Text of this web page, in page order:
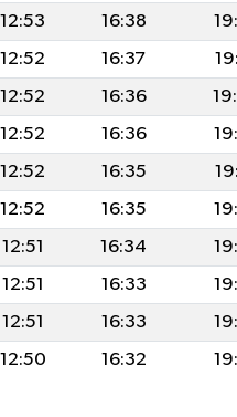
12:53 16:38
12:52 16:37
12:52 16:36
12:52 16:36
12:52 16:35
12:52 16:35
12:51 16:34
12:51 16:33
12:51 16:33
12:50 16:32